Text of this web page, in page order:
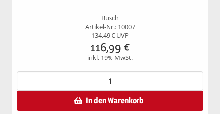
Busch
Artikel-Nr.: 10007
134,49€ UVP
116,99 €
inkl. 19% MwSt.
In den Warenkorb